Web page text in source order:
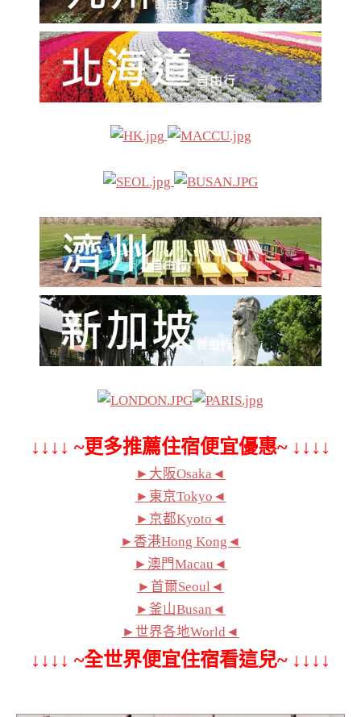
↓↓↓↓ ~更多推薦住宿便宜優惠~ ↓↓↓↓
►大阪Osaka◄
►東京Tokyo◄
►京都Kyoto◄
►香港Hong Kong◄
►澳門Macau◄
►首爾Seoul◄
►釜山Busan◄
►世界各地World◄
↓↓↓↓ ~全世界便宜住宿看這兒~ ↓↓↓↓